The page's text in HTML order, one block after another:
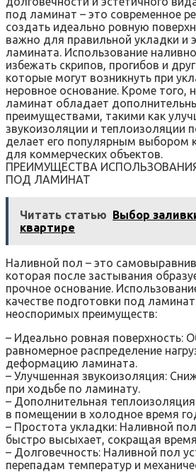
под ламинат – это современное
создать идеально ровную
важно для правильной укладки и
ламината. Использование
избежать скрипов, прогибов и
которые могут возникнуть при
неровное основание. Кроме того,
ламинат обладает
преимуществами, такими как
звукоизоляции и теплоизоляции
делает его популярным выбором
для коммерческих объектов.
ПРЕИМУЩЕСТВА
ПОД ЛАМИНАТ
Читать статью Выбор
квартире
Наливной пол – это
которая после застывания
прочное основание.
качестве подготовки под
неоспоримых преимуществ:
– Идеально ровная поверхность:
равномерное распределение
деформацию ламината.
– Улучшенная звукоизоляция:
при ходьбе по ламинату.
– Дополнительная
в помещении в холодное время
– Простота укладки: Наливной
быстро высыхает, сокращая
– Долговечность: Наливной пол
перепадам температур и